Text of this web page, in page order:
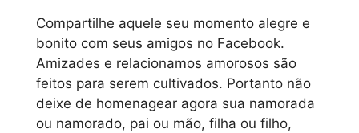
Compartilhe aquele seu momento alegre e
bonito com seus amigos no Facebook.
Amizades e relacionamos amorosos são
feitos para serem cultivados. Portanto não
deixe de homenagear agora sua namorada
ou namorado, pai ou mão, filha ou filho,